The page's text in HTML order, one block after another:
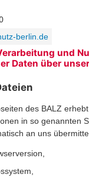
berlin.de
und
Daten über
des BALZ
in so genannten
an uns